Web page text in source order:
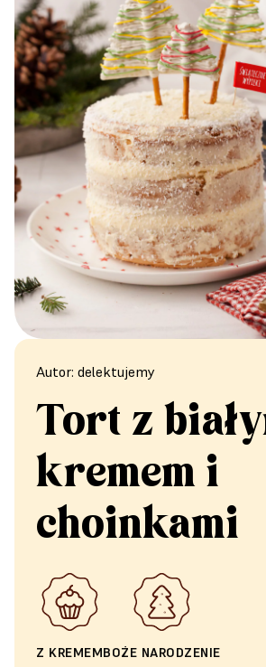
Autor: delektujemy
Tort z
kremem i
choinkami
Z KREMEMBOŻE NARODZENIE